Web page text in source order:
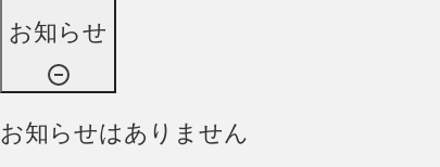
お知らせ
お知らせはありません